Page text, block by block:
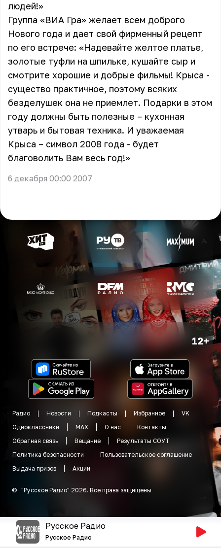
людей!»
Группа «ВИА Гра» желает всем доброго
Нового года и дает свой фирменный рецепт
по его встрече: «Надевайте желтое платье,
золотые туфли на шпильке, кушайте сыр и
смотрите хорошие и добрые фильмы! Крыса -
существо практичное, поэтому всяких
безделушек она не приемлет. Подарки в этом
году должны быть полезные – кухонная
утварь и бытовая техника. И уважаемая
Крыса – символ 2008 года - будет
благоволить Вам весь год!»
6 декабря 00:00 2007
12+
Радио Новости Подкасты Избранное
VK
Одноклассники
MAX О нас
Контакты
Обратная связь
Вещание
Результаты СОУТ
Политика безопасности
Пользовательское соглашение
Выдача призов
Акции
© "Русское Радио" 2026. Все права защищены
Русское Радио
Русское Радио